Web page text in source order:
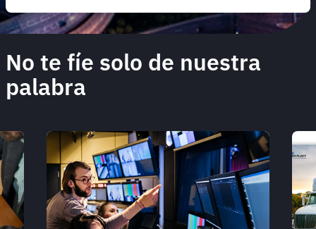
No te fíe solo de nuestra
palabra